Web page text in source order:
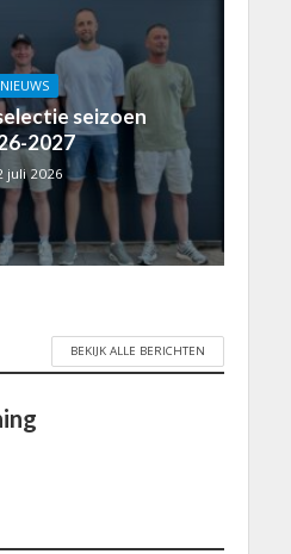
NIEUWS
seizoen
2027
juli 2026
BEKIJK ALLE BERICHTEN